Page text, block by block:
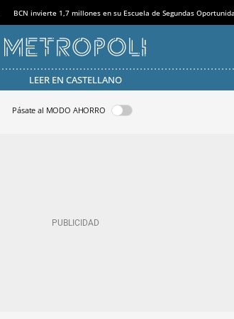
BCN invierte 1,7 millones en su Escuela de Segundas
LEER EN CASTELLANO
Pásate al MODO AHORRO